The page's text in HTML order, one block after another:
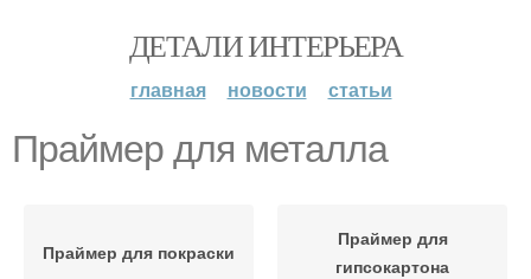
ДЕТАЛИ ИНТЕРЬЕРА
главная новости статьи
Праймер для металла
Праймер для покраски
Праймер для
гипсокартона